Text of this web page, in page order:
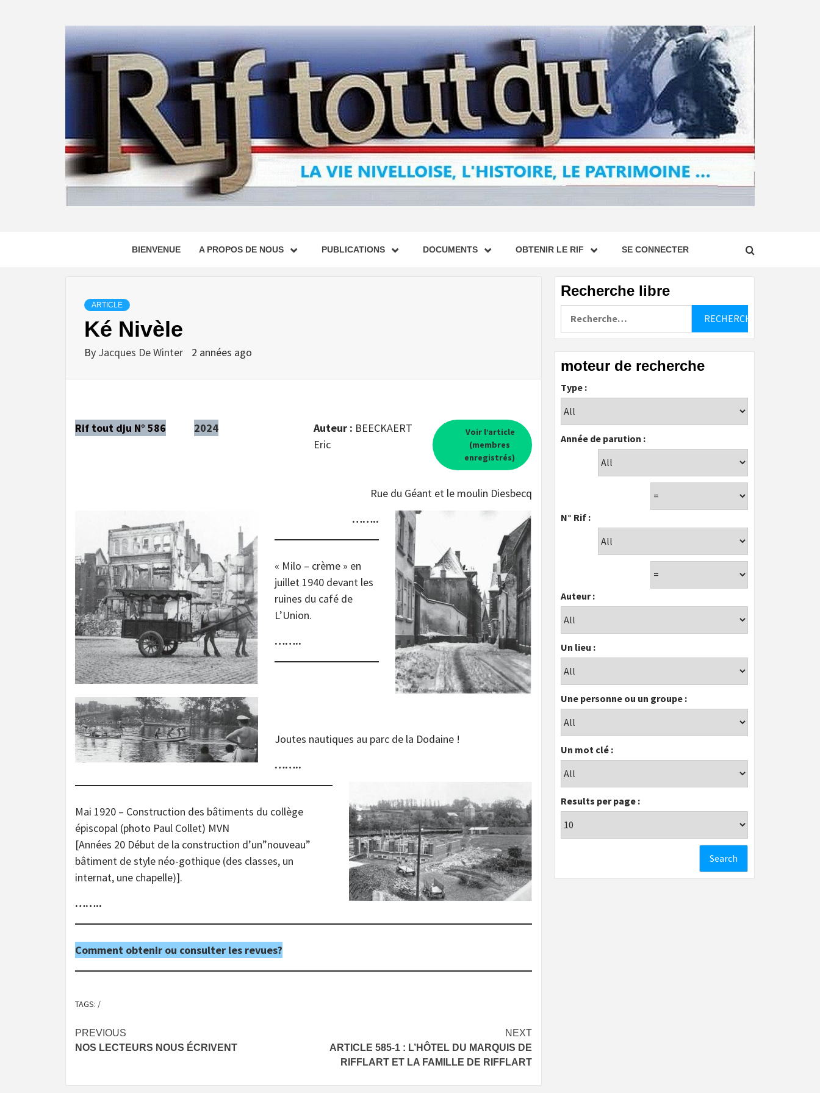
BIENVENUE A PROPOS DE NOUS PUBLICATIONS DOCUMENTS OBTENIR LE RIF SE CONNECTER
ARTICLE
Ké Nivèle
By Jacques De Winter 2 années ago
Rif tout dju N° 586 2024 Auteur : BEECKAERT
Eric
Voir l’article
(membres
enregistrés)
Rue du Géant et le moulin Diesbecq
……..
« Milo – crème » en
juillet 1940 devant les
ruines du café de
L’Union.
……..
Joutes nautiques au parc de la Dodaine !
……..
Mai 1920 – Construction des bâtiments du collège
épiscopal (photo Paul Collet) MVN
[Années 20 Début de la construction d’un”nouveau”
bâtiment de style néo-gothique (des classes, un
internat, une chapelle)].
……..
Comment obtenir ou consulter les revues?
TAGS: /
Post
navigation
PREVIOUS
NOS LECTEURS NOUS ÉCRIVENT
NEXT
ARTICLE 585-1 : L’HÔTEL DU MARQUIS DE
RIFFLART ET LA FAMILLE DE RIFFLART
Recherche libre
moteur de recherche
Type :
Année de parution :
N° Rif :
Auteur :
Un lieu :
Une personne ou un groupe :
Un mot clé :
Results per page :